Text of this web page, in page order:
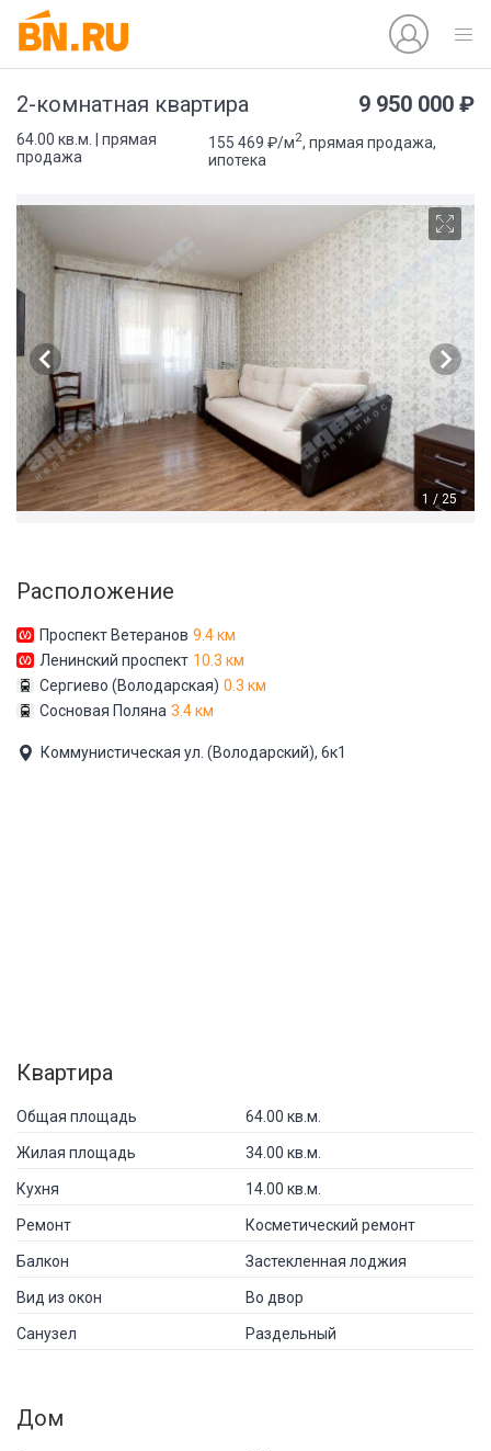
2-комнатная квартира 9 950 000 ₽
64.00 кв.м. | прямая
продажа
155 469 ₽/м2, прямая продажа,
ипотека
1 / 25
Расположение
Проспект Ветеранов 9.4 км
Ленинский проспект 10.3 км
Сергиево (Володарская) 0.3 км
Сосновая Поляна 3.4 км
Коммунистическая ул. (Володарский), 6к1
Квартира
Общая площадь 64.00 кв.м.
Жилая площадь 34.00 кв.м.
Кухня 14.00 кв.м.
Ремонт Косметический ремонт
Балкон Застекленная лоджия
Вид из окон Во двор
Санузел Раздельный
Дом